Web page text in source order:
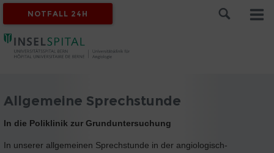
NOTFALL 24H
Allgemeine Sprechstunde
In die Poliklinik zur Grunduntersuchung
In unserer allgemeinen Sprechstunde in der angiologisch-